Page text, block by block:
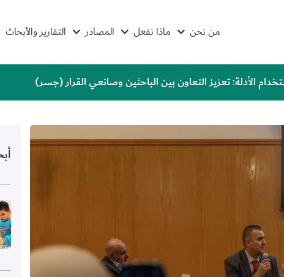
من نحن ماذا نفعل المصادر التقارير والأبحاث
الأدلة: تعزيز التعاون بين الباحثين وصانعي القرار (جسر)